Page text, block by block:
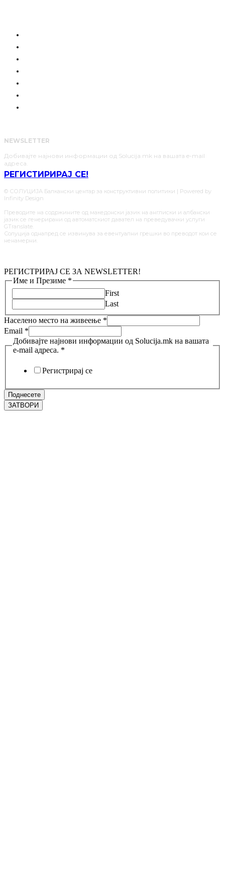
NEWSLETTER
Добивајте најнови информации од Solucija.mk на вашата e-mail
адреса.
РЕГИСТИРИРАЈ СЕ!
© СОЛУЦИЈА Балкански центар за конструктивни политики | Powered by
Infinity Design
Преводите на содржините од македонски јазик на англиски и албански
јазик се генерирани од автоматскиот давател на преведувачки услуги
GTranslate.
Солуција однапред се извинува за евентуални грешки во преводот кои се
ненамерни.
РЕГИСТРИРАЈ СЕ ЗА NEWSLETTER!
Име и Презиме *
First
Last
Населено место на живеење *
Email *
Добивајте најнови информации од Solucija.mk на вашата
e-mail адреса. *
Регистрирај се
Поднесете
ЗАТВОРИ